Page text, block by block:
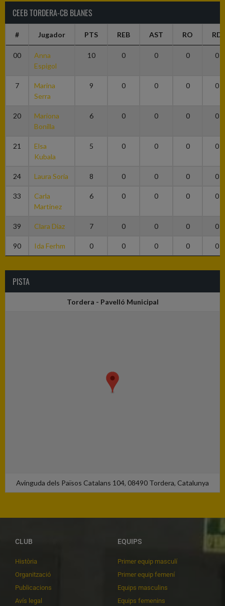
CEEB TORDERA-CB BLANES
# Jugador PTS REB AST RO RD
00
Anna
Espigol
10 0 0 0 0
7
Marina
Serra
9 0 0 0 0
20
Mariona
Bonilla
6 0 0 0 0
21
Elsa
Kubala
5 0 0 0 0
24 Laura Soria 8 0 0 0 0
33
Carla
Martinez
6 0 0 0 0
39 Clara Diaz 7 0 0 0 0
90 Ida Ferhm 0 0 0 0 0
PISTA
Tordera - Pavelló Municipal
Avinguda dels Països Catalans 104, 08490 Tordera, Catalunya
CLUB
Història
Organització
Publicacions
Avís legal
EQUIPS
Primer equip masculí
Primer equip femení
Equips masculins
Equips femenins